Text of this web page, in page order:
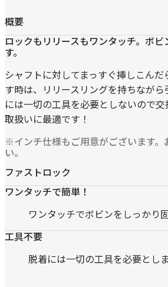
概要
ロックもリリースもワンタッチ。ボ
す。
シャフトに対してまっすぐ挿しこん
す時は、リリースリングを持ちなが
には一切の工具を必要としないので
取扱いに最適です！
※インチ仕様もご用意がございます。
い。
ファストロック
ワンタッチで簡単！
ワンタッチでボビンをしっかり
工具不要
脱着には一切の工具を必要としま